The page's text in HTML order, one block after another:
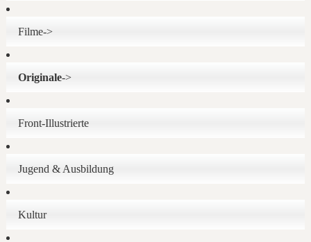
Filme->
Originale->
Front-Illustrierte
Jugend & Ausbildung
Kultur